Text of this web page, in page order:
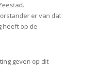
er van dat
heeft op de
geven op dit